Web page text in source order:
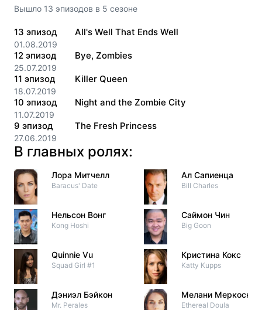
Вышло 13 эпизодов в 5 сезоне
13 эпизод
01.08.2019
All's Well That Ends Well
12 эпизод
25.07.2019
Bye, Zombies
11 эпизод
18.07.2019
Killer Queen
10 эпизод
11.07.2019
Night and the Zombie City
9 эпизод
27.06.2019
The Fresh Princess
В главных ролях:
Лора Митчелл
Baracus' Date
Нельсон Вонг
Kong Hoshi
Quinnie Vu
Squad Girl #1
Дэниэл Бэйкон
Mr. Perales
Ал Сапиенца
Bill Charles
Саймон Чин
Big Goon
Кристина Кокс
Katty Kupps
Мелани Меркоски
Ethereal Doula